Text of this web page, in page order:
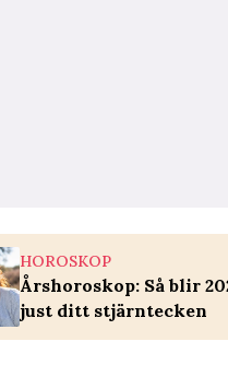
HOROSKOP
Årshoroskop: Så blir
just ditt stjärntecken